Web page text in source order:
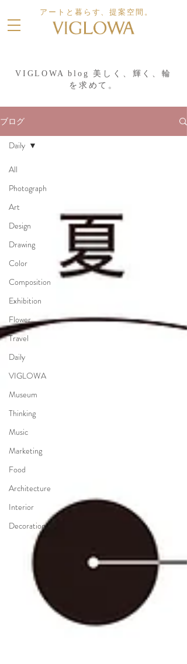
アートと暮らす、提案空間。
VIGLOWA blog 美しく、輝く、輪
を求めて。
ブログ
All
Photograph
Art
Design
Drawing
Color
Composition
Exhibition
Flower
Travel
Daily
VIGLOWA
Museum
Thinking
Music
Marketing
Food
Architecture
Interior
Decoration
Daily